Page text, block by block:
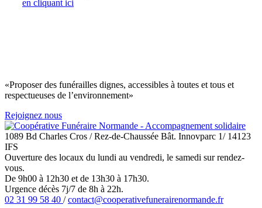
en cliquant ici
«Proposer des funérailles dignes, accessibles à toutes et tous et
respectueuses de l’environnement»
Rejoignez nous
1089 Bd Charles Cros / Rez-de-Chaussée Bât. Innovparc 1/ 14123
IFS
Ouverture des locaux du lundi au vendredi, le samedi sur rendez-
vous.
De 9h00 à 12h30 et de 13h30 à 17h30.
Urgence décès 7j/7 de 8h à 22h.
02 31 99 58 40 /contact@cooperativefunerairenormande.fr